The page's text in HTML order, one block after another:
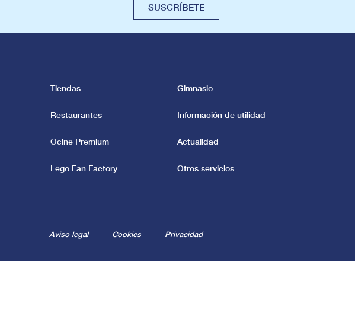
SUSCRÍBETE
Tiendas
Restaurantes
Ocine Premium
Lego Fan Factory
Gimnasio
Información de utilidad
Actualidad
Otros servicios
Aviso legal Cookies Privacidad